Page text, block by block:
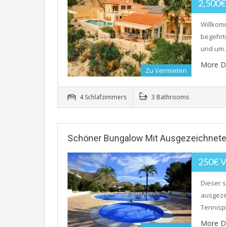
Zu Vermieten
und
More
4 Schlafzimmers 3 Bathrooms
Schöner Bungalow Mit
250€
Dieser
More